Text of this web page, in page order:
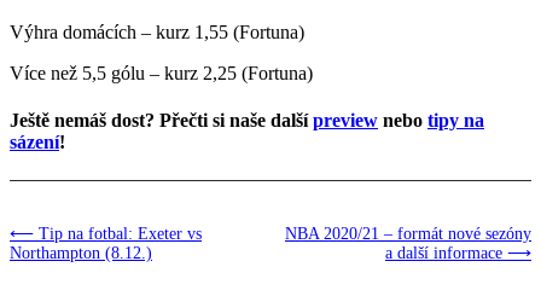
Výhra domácích – kurz 1,55 (Fortuna)
Více než 5,5 gólu – kurz 2,25 (Fortuna)
Ještě nemáš dost? Přečti si naše dalšípreview nebo tipy na
sázení!
⟵ Tip na fotbal: Exeter vs
Northampton (8.12.)
NBA 2020/21 – formát nové sezóny
a další informace ⟶